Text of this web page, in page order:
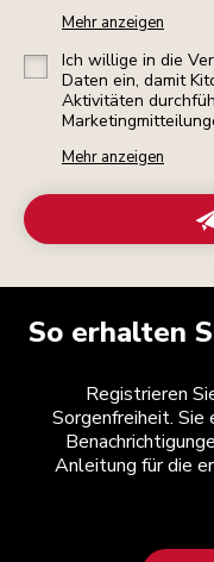
Mehr anzeigen
Ich willige in die
Daten ein, damit
Aktivitäten
Mehr anzeigen
So erhalten
Registrieren
Sorgenfreiheit.
Anleitung für die